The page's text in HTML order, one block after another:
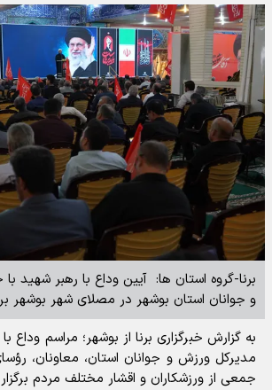
برنا-گروه استان ها: آیین وداع با رهبر شهید
و جوانان استان بوشهر در مصلای شهر بوشهر
به گزارش خبرگزاری برنا از بوشهر؛ مراسم وداع
مدیرکل ورزش و جوانان استان، معاونان،
جمعی از ورزشکاران و اقشار مختلف مردم